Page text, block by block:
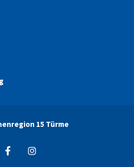
15 Türme